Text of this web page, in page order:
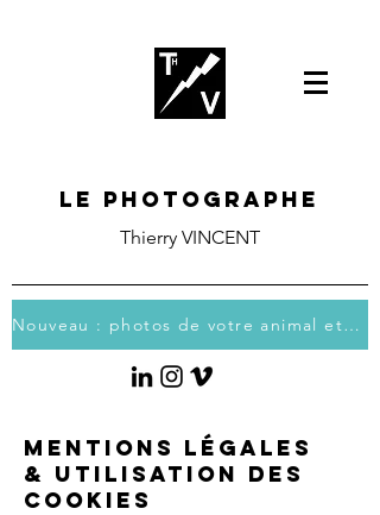
Le photographe
Thierry VINCENT
Nouveau : photos de votre animal et vous
MENTIONS LÉGALES
& UTILISATION DES
COOKIES